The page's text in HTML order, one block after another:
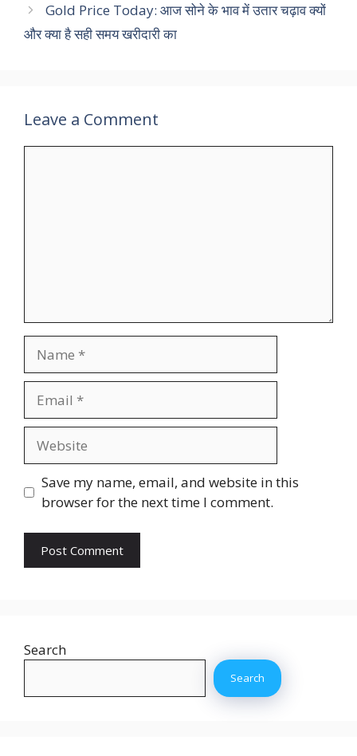
Gold Price Today: आज सोने के भाव में उतार चढ़ाव क्यों
और क्या है सही समय खरीदारी का
Leave a Comment
Save my name, email, and website in this
browser for the next time I comment.
Search
Search